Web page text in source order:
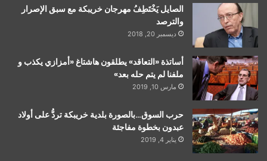
الصايل يَخْتَطِفُ مهرجان خريبكة مع سبق الإصرار
والترصد
ديسمبر 20, 2018
أساتذة «التعاقد» يطلقون هاشتاغ «أمزازي يكذب و
ملفنا لم يتم حله بعد»
مارس 10, 2019
حرب السوق…بالصورة بلدية خريبكة تردُّ على أولاد
عبدون بخطوة مفاجئة
يناير 4, 2019